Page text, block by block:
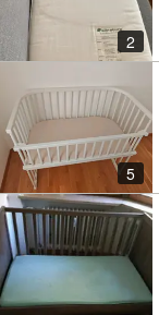
2
5